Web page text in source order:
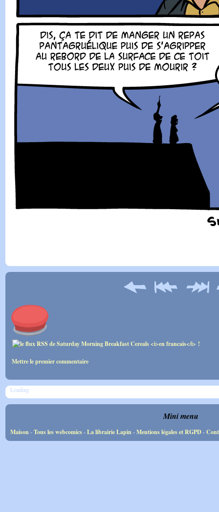
Mettre le premier commentaire
Loading
Mini menu
Maison-Tous les webcomics-La librairie Lapin-Mentions légales et RGPD-